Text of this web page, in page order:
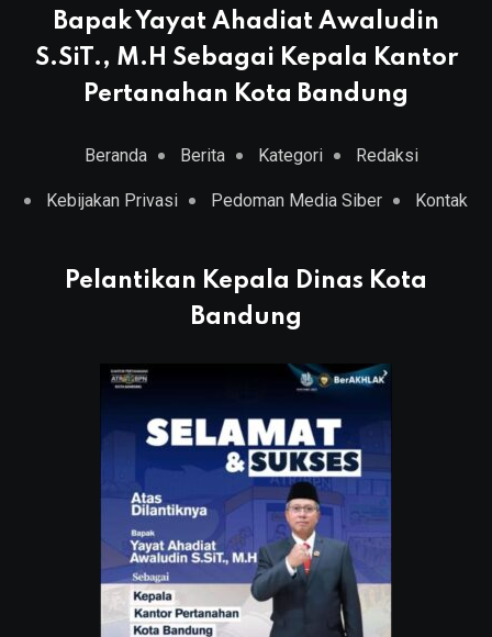
Bapak Yayat Ahadiat Awaludin
S.SiT., M.H Sebagai Kepala Kantor
Pertanahan Kota Bandung
Beranda Berita Kategori Redaksi
Kebijakan Privasi Pedoman Media Siber Kontak
Pelantikan Kepala Dinas Kota
Bandung